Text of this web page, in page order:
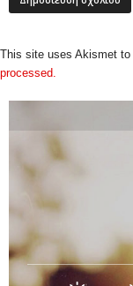
This site uses Akismet to
processed.